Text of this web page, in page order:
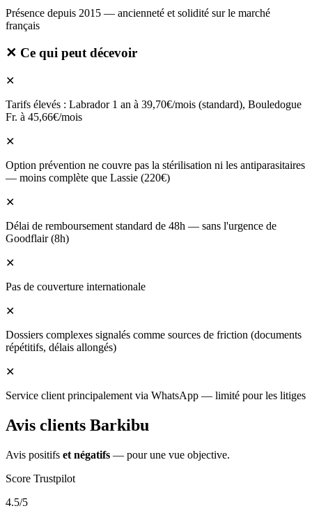
Présence depuis 2015 — ancienneté et solidité sur le marché
français
✕ Ce qui peut décevoir
✕
Tarifs élevés : Labrador 1 an à 39,70€/mois (standard), Bouledogue
Fr. à 45,66€/mois
✕
Option prévention ne couvre pas la stérilisation ni les antiparasitaires
— moins complète que Lassie (220€)
✕
Délai de remboursement standard de 48h — sans l'urgence de
Goodflair (8h)
✕
Pas de couverture internationale
✕
Dossiers complexes signalés comme sources de friction (documents
répétitifs, délais allongés)
✕
Service client principalement via WhatsApp — limité pour les litiges
Avis clients Barkibu
Avis positifs et négatifs — pour une vue objective.
Score Trustpilot
4.5/5